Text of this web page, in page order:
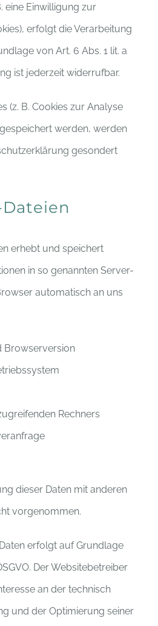
eine Einwilligung zur
erfolgt die Verarbeitung
von Art. 6 Abs. 1 lit. a
ist jederzeit widerrufbar.
(z. B. Cookies zur Analyse
werden, werden
gesondert
erhebt und speichert
in so genannten Server-
automatisch an uns
Browserversion
Rechners
dieser Daten mit anderen
vorgenommen.
erfolgt auf Grundlage
Der Websitebetreiber
an der technisch
und der Optimierung seiner